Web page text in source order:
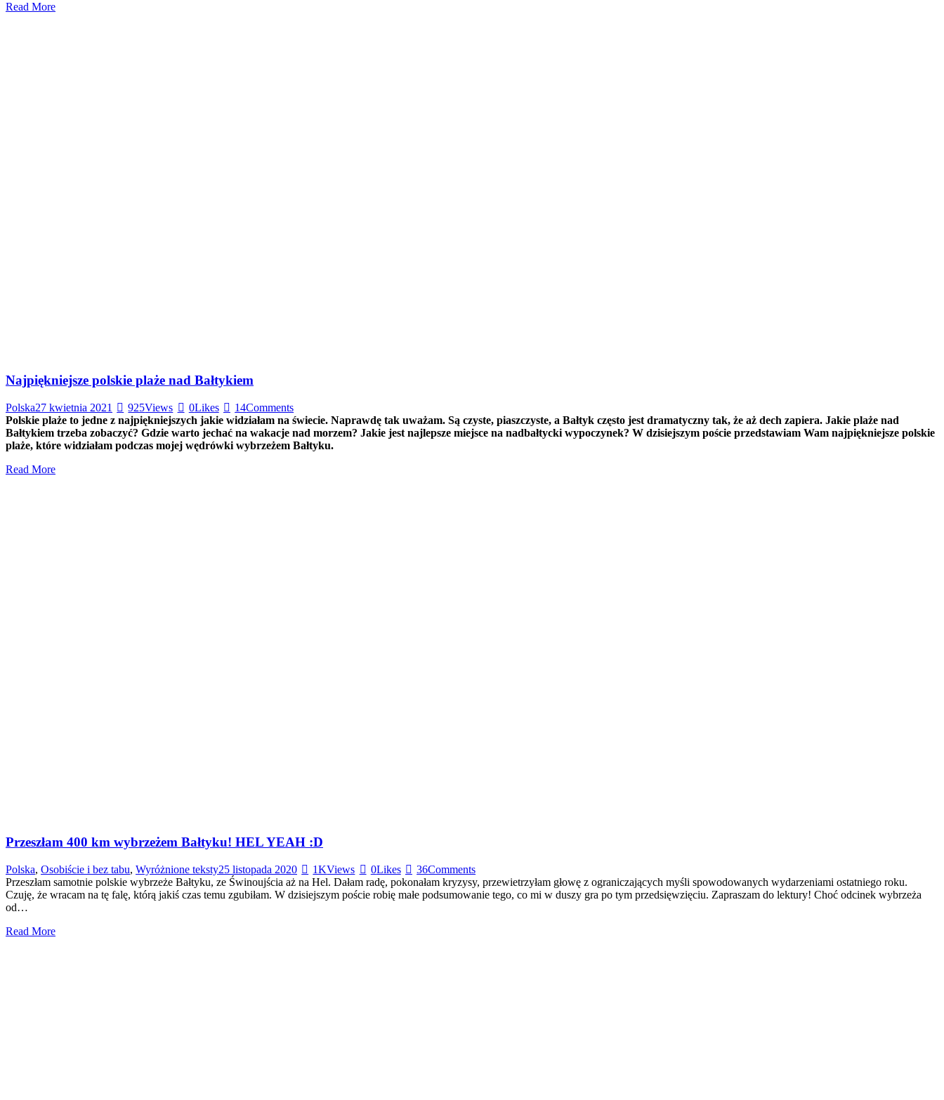
Read More
Najpiękniejsze polskie plaże nad Bałtykiem
Polska27 kwietnia 2021 925Views 0Likes 14Comments
Polskie plaże to jedne z najpiękniejszych jakie widziałam na świecie. Naprawdę tak uważam. Są czyste, piaszczyste, a Bałtyk często jest dramatyczny tak, że aż dech zapiera. Jakie plaże nad
Bałtykiem trzeba zobaczyć? Gdzie warto jechać na wakacje nad morzem? Jakie jest najlepsze miejsce na nadbałtycki wypoczynek? W dzisiejszym poście przedstawiam Wam najpiękniejsze polskie
plaże, które widziałam podczas mojej wędrówki wybrzeżem Bałtyku.
Read More
Przeszłam 400 km wybrzeżem Bałtyku! HEL YEAH :D
Polska, Osobiście i bez tabu, Wyróżnione teksty25 listopada 2020 1KViews 0Likes 36Comments
Przeszłam samotnie polskie wybrzeże Bałtyku, ze Świnoujścia aż na Hel. Dałam radę, pokonałam kryzysy, przewietrzyłam głowę z ograniczających myśli spowodowanych wydarzeniami ostatniego roku.
Czuję, że wracam na tę falę, którą jakiś czas temu zgubiłam. W dzisiejszym poście robię małe podsumowanie tego, co mi w duszy gra po tym przedsięwzięciu. Zapraszam do lektury! Choć odcinek wybrzeża
od…
Read More